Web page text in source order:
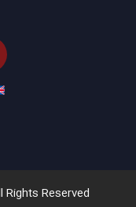
Rights Reserved